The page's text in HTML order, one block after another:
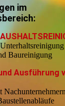
im
Baureinigung
Ausführung